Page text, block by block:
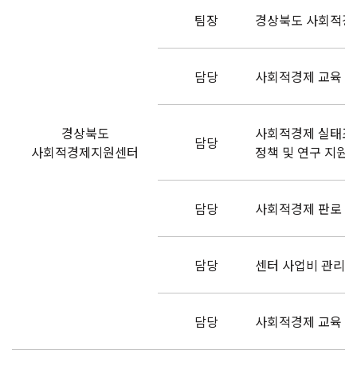
경상북도
사회적경제지원센터
팀장 경상북도 사회적
담당 사회적경제 교육
담당
사회적경제 실태
정책 및 연구 지원
담당 사회적경제 판로
담당 센터 사업비 관리/
담당 사회적경제 교육